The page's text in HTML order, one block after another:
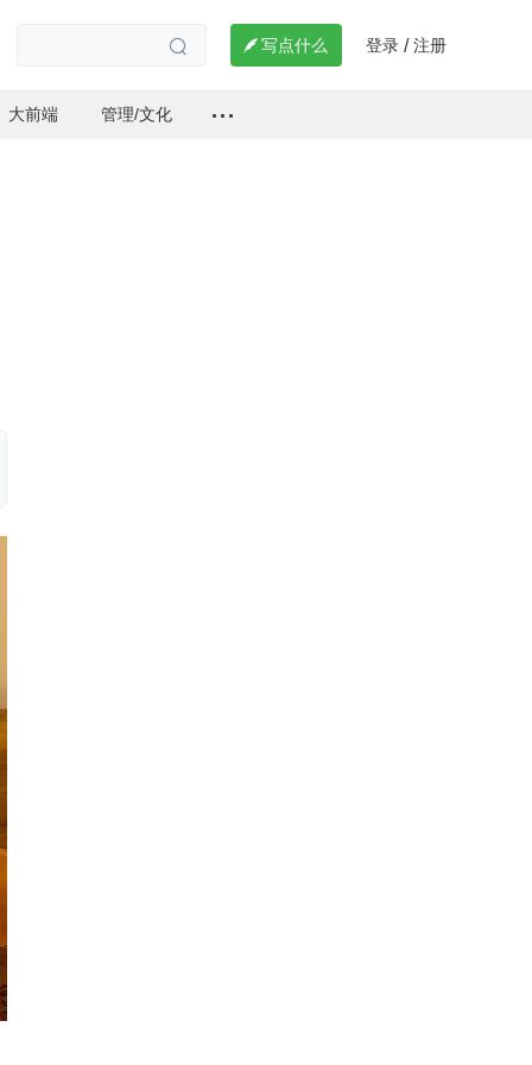
  写点什么 登录 / 注册
大前端 管理/文化